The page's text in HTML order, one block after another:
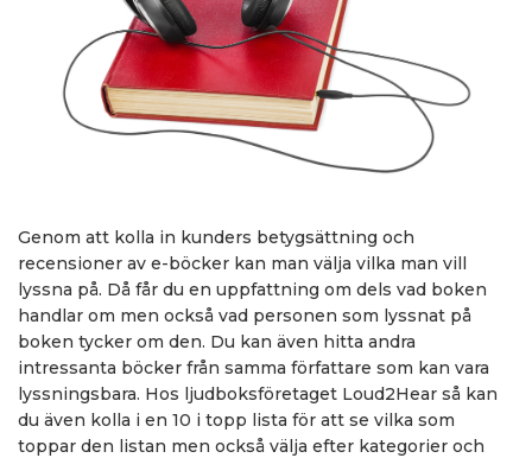
Genom att kolla in kunders betygsättning och
recensioner av e-böcker kan man välja vilka man vill
lyssna på. Då får du en uppfattning om dels vad boken
handlar om men också vad personen som lyssnat på
boken tycker om den. Du kan även hitta andra
intressanta böcker från samma författare som kan vara
lyssningsbara. Hos ljudboksföretaget Loud2Hear så kan
du även kolla i en 10 i topp lista för att se vilka som
toppar den listan men också välja efter kategorier och